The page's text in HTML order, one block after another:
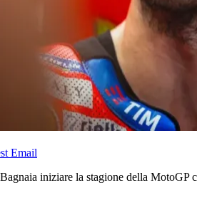
Email
iniziare la stagione della